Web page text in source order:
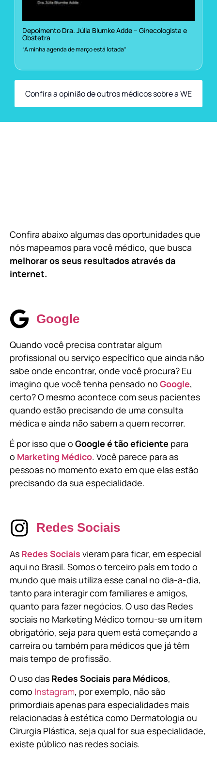
Depoimento Dra. Júlia Blumke Adde – Ginecologista e
Obstetra
“A minha agenda de março está lotada”
Confira a opinião de outros médicos sobre a WE
Confira abaixo algumas das oportunidades que
nós mapeamos para você médico, que busca
melhorar os seus resultados através da
internet.
Google
Quando você precisa contratar algum
profissional ou serviço específico que ainda não
sabe onde encontrar, onde você procura? Eu
imagino que você tenha pensado no Google,
certo? O mesmo acontece com seus pacientes
quando estão precisando de uma consulta
médica e ainda não sabem a quem recorrer.
É por isso que o Google é tão eficiente para
o Marketing Médico. Você parece para as
pessoas no momento exato em que elas estão
precisando da sua especialidade.
Redes Sociais
As Redes Sociais vieram para ficar, em especial
aqui no Brasil. Somos o terceiro país em todo o
mundo que mais utiliza esse canal no dia-a-dia,
tanto para interagir com familiares e amigos,
quanto para fazer negócios. O uso das Redes
sociais no Marketing Médico tornou-se um item
obrigatório, seja para quem está começando a
carreira ou também para médicos que já têm
mais tempo de profissão.
O uso das Redes Sociais para Médicos,
como Instagram, por exemplo, não são
primordiais apenas para especialidades mais
relacionadas à estética como Dermatologia ou
Cirurgia Plástica, seja qual for sua especialidade,
existe público nas redes sociais.